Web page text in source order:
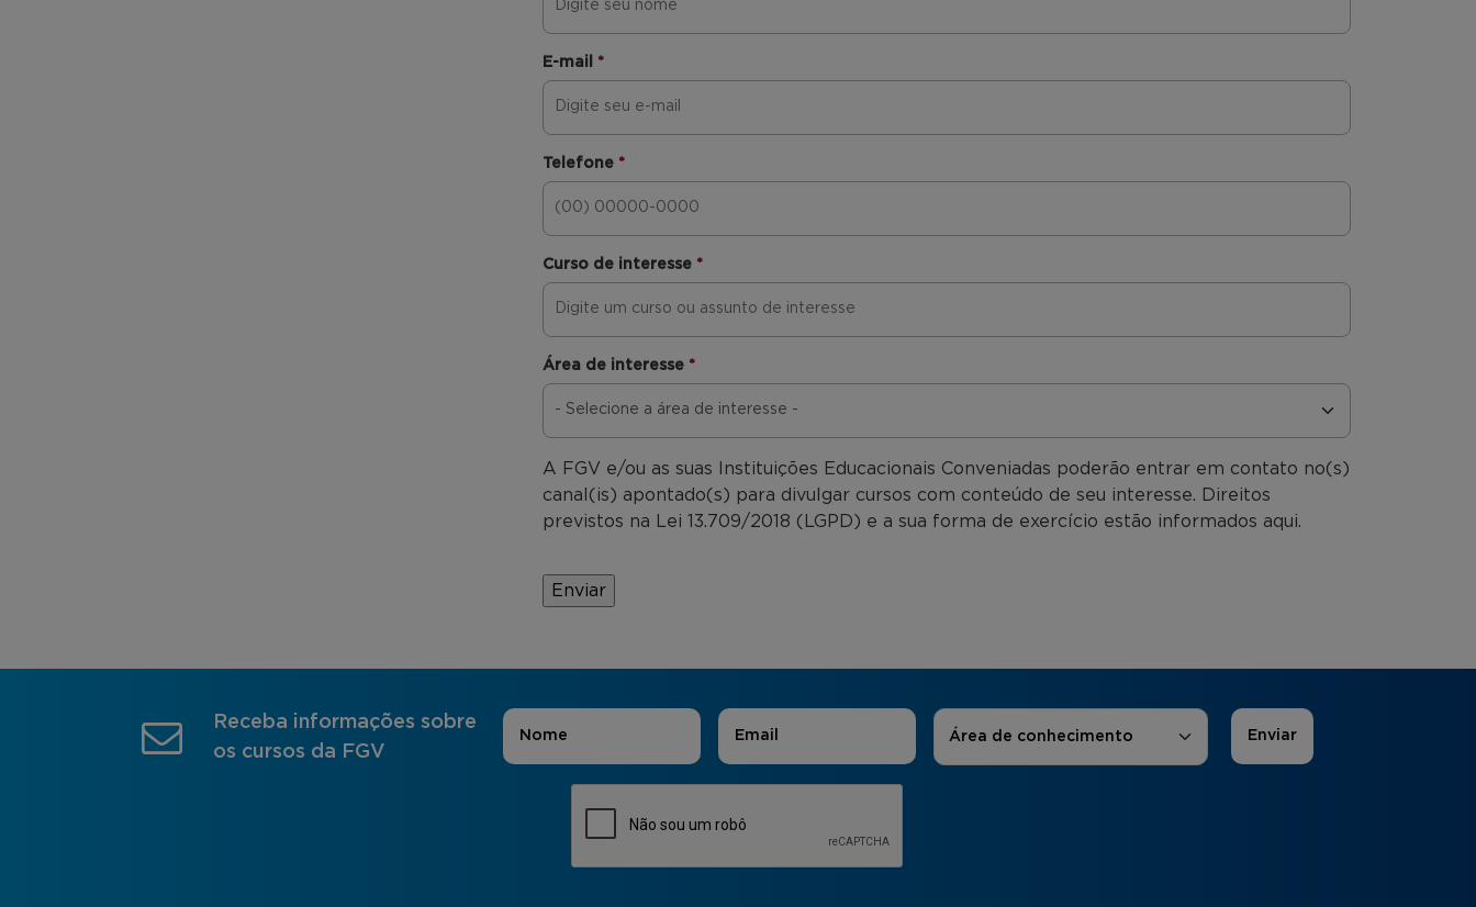
E-mail *
Telefone *
Curso de interesse *
Área de interesse *
A FGV e/ou as suas Instituições Educacionais Conveniadas poderão entrar em contato no(s)
canal(is) apontado(s) para divulgar cursos com conteúdo de seu interesse. Direitos
previstos na Lei 13.709/2018 (LGPD) e a sua forma de exercício estão informados aqui.
Receba informações sobre
os cursos da FGV
Nome E-mail Áreas de Interesse
Área de conhecimento